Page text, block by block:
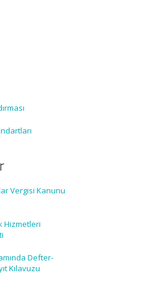
Vergisi Kanunu
Hizmetleri
Defter-
Kılavuzu